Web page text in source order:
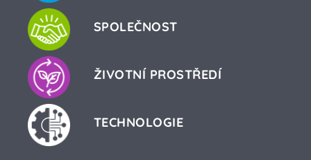
SPOLEČNOST
ŽIVOTNÍ PROSTŘEDÍ
TECHNOLOGIE